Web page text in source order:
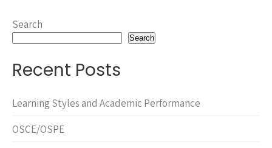
Search
Search
Recent Posts
Learning Styles and Academic Performance
OSCE/OSPE